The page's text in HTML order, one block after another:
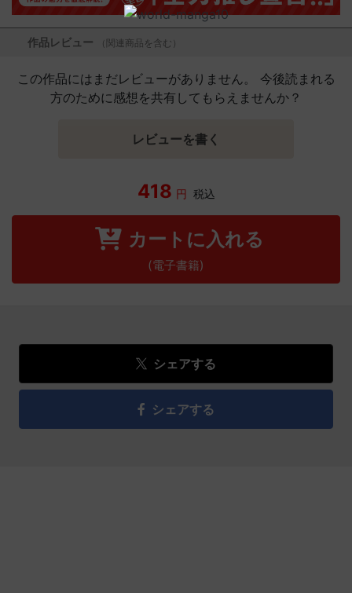
作品レビュー （関連商品を含む）
この作品にはまだレビューがありません。 今後読まれる
方のために感想を共有してもらえませんか？
レビューを書く
418 円 税込
カートに入れる
(電子書籍)
シェアする
シェアする